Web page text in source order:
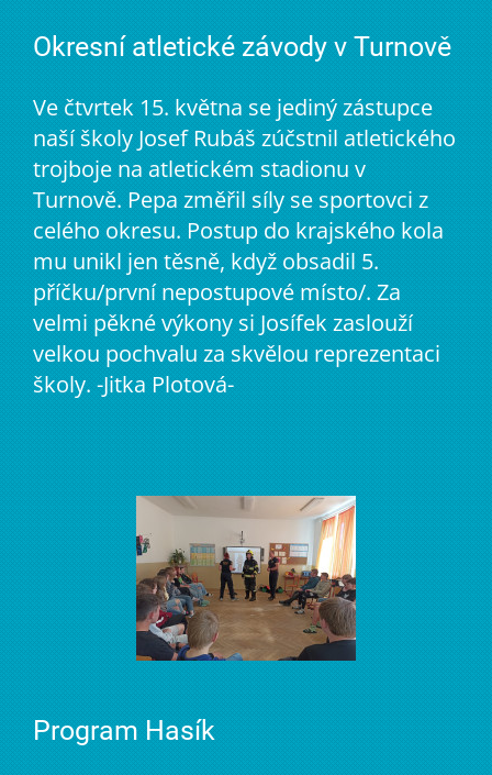
Okresní atletické závody v Turnově
Ve čtvrtek 15. května se jediný zástupce
naší školy Josef Rubáš zúčstnil atletického
trojboje na atletickém stadionu v
Turnově. Pepa změřil síly se sportovci z
celého okresu. Postup do krajského kola
mu unikl jen těsně, když obsadil 5.
příčku/první nepostupové místo/. Za
velmi pěkné výkony si Josífek zaslouží
velkou pochvalu za skvělou reprezentaci
školy. -Jitka Plotová-
Program Hasík